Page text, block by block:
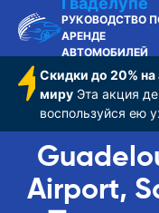
РУКОВОДСТВО
АРЕНДЕ
АВТОМОБИЛЕЙ
Скидки до 20%
мируЭта акция
воспользуйся ею
Airport,